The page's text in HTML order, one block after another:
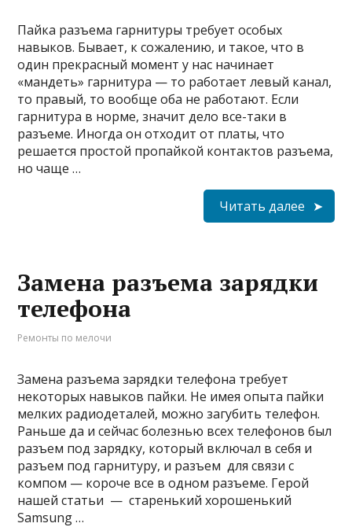
Пайка разъема гарнитуры требует особых
навыков. Бывает, к сожалению, и такое, что в
один прекрасный момент у нас начинает
«мандеть» гарнитура — то работает левый канал,
то правый, то вообще оба не работают. Если
гарнитура в норме, значит дело все-таки в
разъеме. Иногда он отходит от платы, что
решается простой пропайкой контактов разъема,
но чаще …
Читать далее
Замена разъема зарядки
телефона
Ремонты по мелочи
Замена разъема зарядки телефона требует
некоторых навыков пайки. Не имея опыта пайки
мелких радиодеталей, можно загубить телефон.
Раньше да и сейчас болезнью всех телефонов был
разъем под зарядку, который включал в себя и
разъем под гарнитуру, и разъем для связи с
компом — короче все в одном разъеме. Герой
нашей статьи — старенький хорошенький
Samsung …